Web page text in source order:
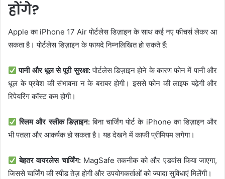
होंगे?
Apple का iPhone 17 Air पोर्टलेस डिज़ाइन के साथ कई नए फीचर्स लेकर आ
सकता है। पोर्टलेस डिज़ाइन के फायदे निम्नलिखित हो सकते हैं:
पानी और धूल से पूरी सुरक्षा:पोर्टलेस डिज़ाइन होने के कारण फोन में पानी और
धूल के प्रवेश की संभावना न के बराबर होगी। इससे फोन की लाइफ बढ़ेगी और
रिपेयरिंग कॉस्ट कम होगी।
स्लिम और स्लीक डिज़ाइन:बिना चार्जिंग पोर्ट के iPhone का डिज़ाइन और
भी पतला और आकर्षक हो सकता है। यह देखने में काफी प्रीमियम लगेगा।
बेहतर वायरलेस चार्जिंग:MagSafe तकनीक को और एडवांस किया जाएगा,
जिससे चार्जिंग की स्पीड तेज़ होगी और उपयोगकर्ताओं को ज्यादा सुविधाएं मिलेंगी।